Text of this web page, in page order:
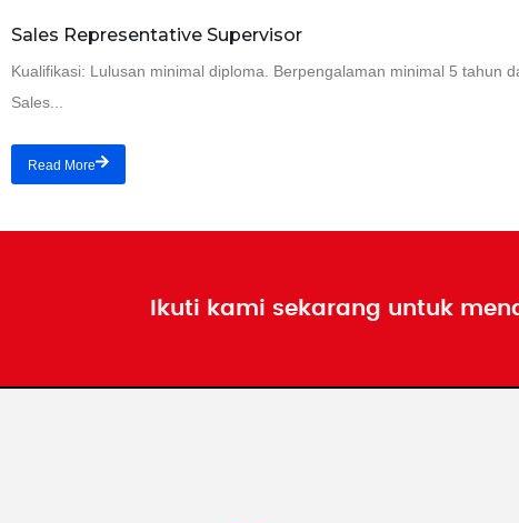
Sales Representative Supervisor
Kualifikasi: Lulusan minimal diploma. Berpengalaman minimal 5 tahun
Sales...
Read More
Ikuti kami sekarang untuk